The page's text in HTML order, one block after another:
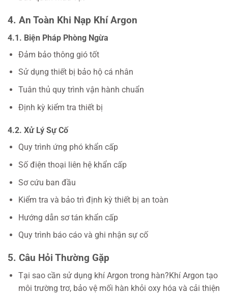
4. An Toàn Khi Nạp Khí Argon
4.1. Biện Pháp Phòng Ngừa
Đảm bảo thông gió tốt
Sử dụng thiết bị bảo hộ cá nhân
Tuân thủ quy trình vận hành chuẩn
Định kỳ kiểm tra thiết bị
4.2. Xử Lý Sự Cố
Quy trình ứng phó khẩn cấp
Số điện thoại liên hệ khẩn cấp
Sơ cứu ban đầu
Kiểm tra và bảo trì định kỳ thiết bị an toàn
Hướng dẫn sơ tán khẩn cấp
Quy trình báo cáo và ghi nhận sự cố
5. Câu Hỏi Thường Gặp
Tại sao cần sử dụng khí Argon trong hàn?Khí Argon tạo
môi trường trơ, bảo vệ mối hàn khỏi oxy hóa và cải thiện